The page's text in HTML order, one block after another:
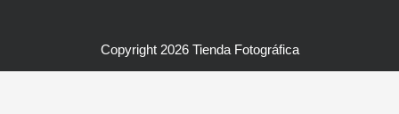
Copyright 2026 Tienda Fotográfica